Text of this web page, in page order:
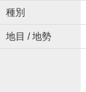
種別
地目 / 地勢